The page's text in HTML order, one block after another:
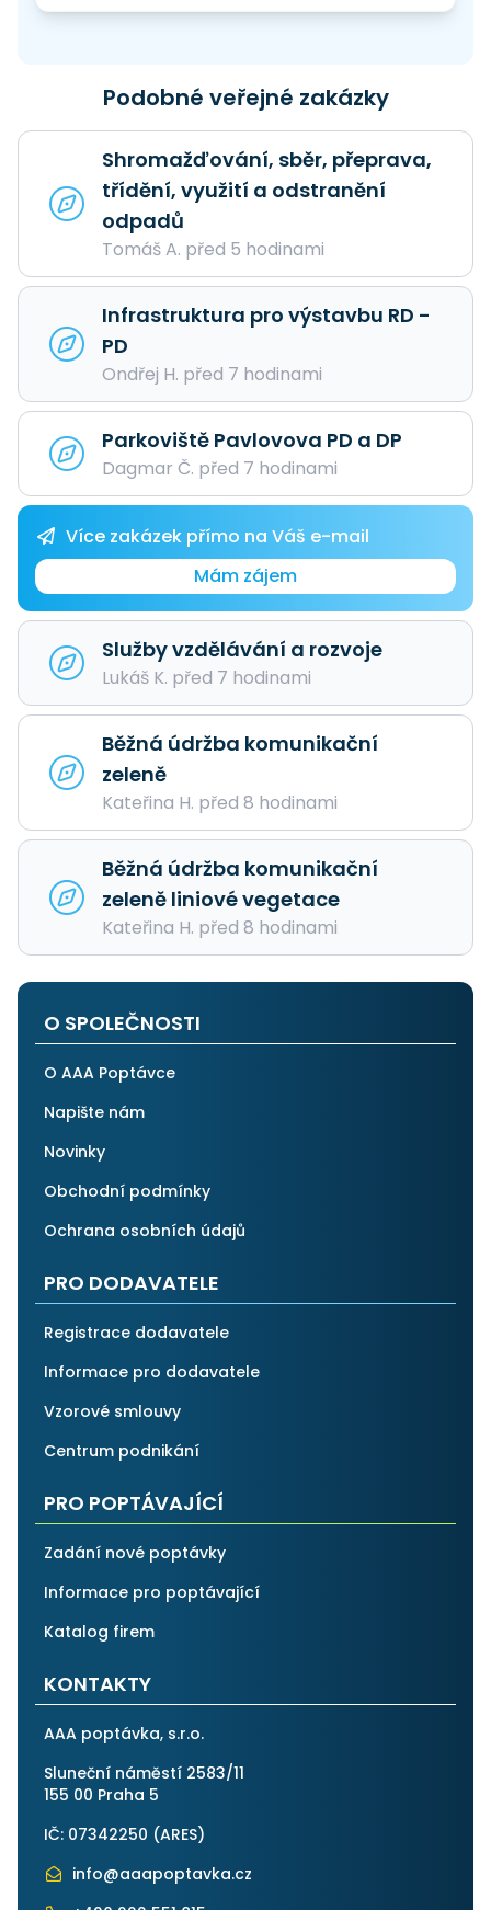
Podobné veřejné zakázky
Shromažďování, sběr, přeprava,
třídění, využití a odstranění
odpadů
Tomáš A. před 5 hodinami
Infrastruktura pro výstavbu RD -
PD
Ondřej H. před 7 hodinami
Parkoviště Pavlovova PD a DP
Dagmar Č. před 7 hodinami
Více zakázek přímo na Váš e-mail
Mám zájem
Služby vzdělávání a rozvoje
Lukáš K. před 7 hodinami
Běžná údržba komunikační
zeleně
Kateřina H. před 8 hodinami
Běžná údržba komunikační
zeleně liniové vegetace
Kateřina H. před 8 hodinami
O SPOLEČNOSTI
O AAA Poptávce
Napište nám
Novinky
Obchodní podmínky
Ochrana osobních údajů
PRO DODAVATELE
Registrace dodavatele
Informace pro dodavatele
Vzorové smlouvy
Centrum podnikání
PRO POPTÁVAJÍCÍ
Zadání nové poptávky
Informace pro poptávající
Katalog firem
KONTAKTY
AAA poptávka, s.r.o.
Sluneční náměstí 2583/11
155 00 Praha 5
IČ: 07342250 (ARES)
info@aaapoptavka.cz